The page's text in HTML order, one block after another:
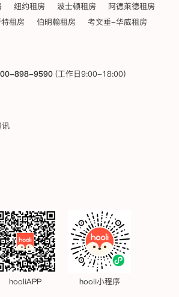
纽约租房 波士顿租房
阿德莱德租房
租房 伯明翰租房
考文垂-华威租房
898-9590 (工作日9:00-18:00)
讯
hooliAPP hooli小程序